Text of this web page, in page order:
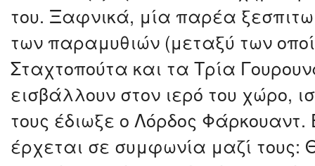
του. Ξαφνικά, μία παρέα
των παραμυθιών (μεταξύ των
Σταχτοπούτα και τα Τρία
εισβάλλουν στον ιερό του χώρο,
τους έδιωξε ο Λόρδος Φάρκουαντ.
έρχεται σε συμφωνία μαζί τους: